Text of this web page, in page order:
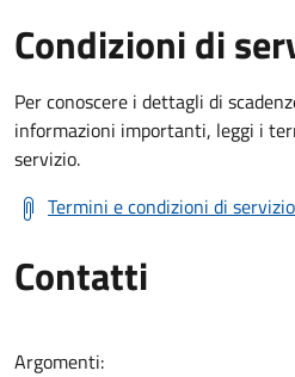
Condizioni di
Per conoscere i dettagli di
informazioni importanti, leggi i
servizio.
Termini e condizioni di servizio
Contatti
Argomenti: